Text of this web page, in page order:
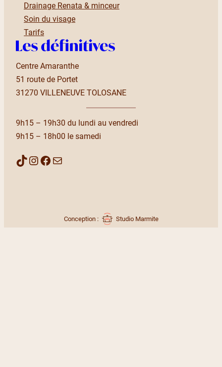
Drainage Renata & minceur
Soin du visage
Tarifs
Centre Amaranthe
51 route de Portet
31270 VILLENEUVE TOLOSANE
9h15 – 19h30 du lundi au vendredi
9h15 – 18h00 le samedi
TikTok Instagram Facebook Mail
Conception : Studio Marmite